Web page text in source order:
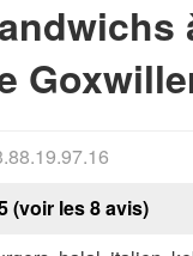
(voir les 8 avis)